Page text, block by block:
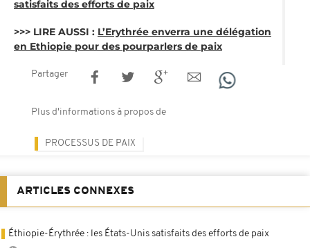
satisfaits des efforts de paix
>>> LIRE AUSSI : L’Erythrée enverra une délégation
en Ethiopie pour des pourparlers de paix
Partager
Plus d'informations à propos de
PROCESSUS DE PAIX
ARTICLES CONNEXES
Éthiopie-Érythrée : les États-Unis satisfaits des efforts de paix